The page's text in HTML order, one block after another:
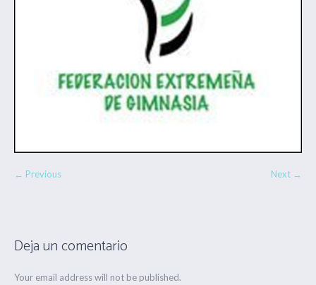
← Previous Next →
Deja un comentario
Your email address will not be published.